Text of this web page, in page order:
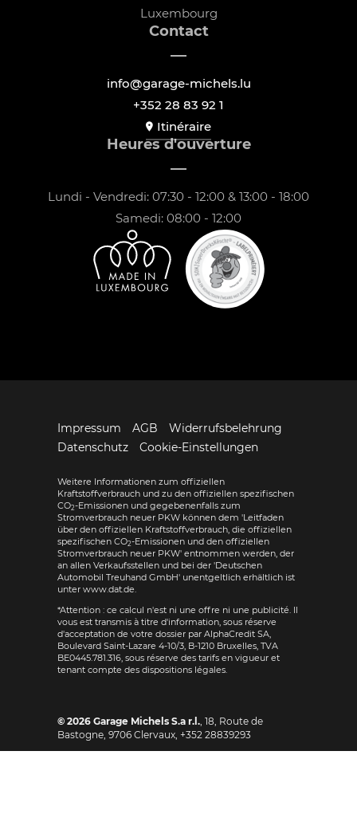
Luxembourg
Contact
info@garage-michels.lu
+352 28 83 92 1
Itinéraire
Heures d'ouverture
Lundi - Vendredi: 07:30 - 12:00 & 13:00 - 18:00
Samedi: 08:00 - 12:00
Impressum AGB
Widerrufsbelehrung
Datenschutz
Cookie-Einstellungen
Weitere Informationen zum offiziellen
Kraftstoffverbrauch und zu den offiziellen spezifischen
CO2-Emissionen und gegebenenfalls zum
Stromverbrauch neuer PKW können dem 'Leitfaden
über den offiziellen Kraftstoffverbrauch, die offiziellen
spezifischen CO2-Emissionen und den offiziellen
Stromverbrauch neuer PKW' entnommen werden, der
an allen Verkaufsstellen und bei der 'Deutschen
Automobil Treuhand GmbH' unentgeltlich erhältlich ist
unter www.dat.de.
*Attention : ce calcul n'est ni une offre ni une publicité. Il
vous est transmis à titre d'information, sous réserve
d'acceptation de votre dossier par AlphaCredit SA,
Boulevard Saint-Lazare 4-10/3, B-1210 Bruxelles, TVA
BE0445.781.316, sous réserve des tarifs en vigueur et
tenant compte des dispositions légales.
© 2026 Garage Michels S.a r.l., 18, Route de
Bastogne, 9706 Clervaux, +352 28839293